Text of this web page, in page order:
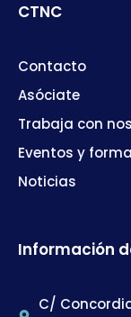
CTNC
Contacto
Asóciate
Trabaja con
Eventos y
Noticias
Información
C/